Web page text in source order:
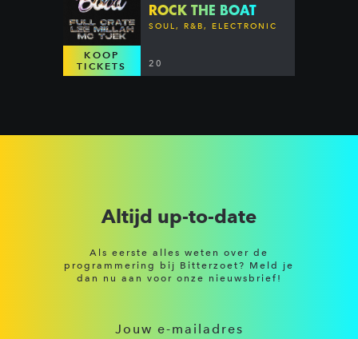
KOOP
TICKETS
ROCK THE BOAT
SOUL, R&B, ELECTRONIC
20
Altijd up-to-date
Als eerste alles weten over de
programmering bij Bitterzoet? Meld je
dan nu aan voor onze nieuwsbrief!